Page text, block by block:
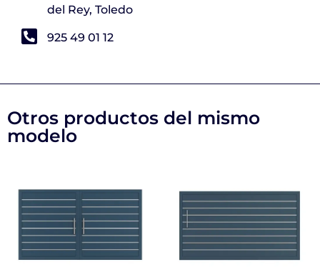
del Rey, Toledo
925 49 01 12
Otros productos del mismo
modelo